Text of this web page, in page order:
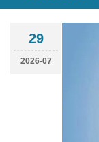
29
2026-07